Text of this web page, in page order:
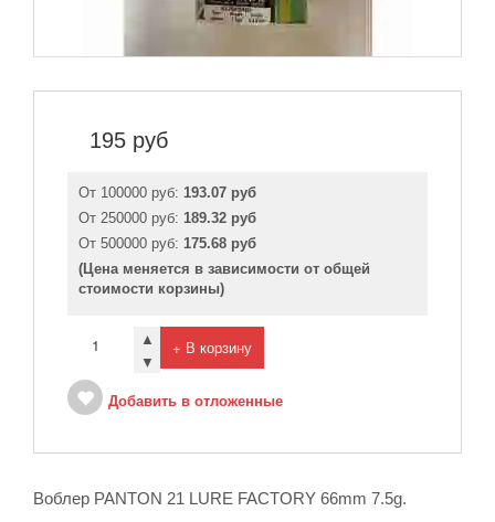
195 руб
От 100000 руб: 193.07 руб
От 250000 руб: 189.32 руб
От 500000 руб: 175.68 руб
(Цена меняется в зависимости от общей
стоимости корзины)
▲
▼
+ В корзину
Добавить в отложенные
Воблер PANTON 21 LURE FACTORY 66mm 7.5g.